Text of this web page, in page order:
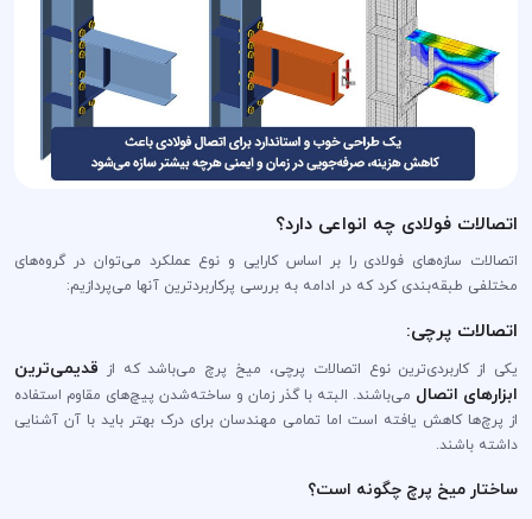
اتصالات فولادی چه انواعی دارد؟
اتصالات سازه‌های فولادی را بر اساس کارایی و نوع عملکرد می‌توان در گروه‌های
مختلفی طبقه‌بندی کرد که در ادامه به بررسی پرکاربردترین آنها می‌پردازیم:
اتصالات پرچی:
یکی از کاربردی‌ترین نوع اتصالات پرچی، میخ پرچ می‌باشد که از قدیمی‌ترین
ابزار‌های اتصال می‌باشند. البته با گذر زمان و ساخته‌شدن پیچ‌های مقاوم استفاده
از پرچ‌ها کاهش یافته است اما تمامی مهندسان برای درک بهتر باید با آن آشنایی
داشته باشند.
ساختار میخ پرچ چگونه است؟